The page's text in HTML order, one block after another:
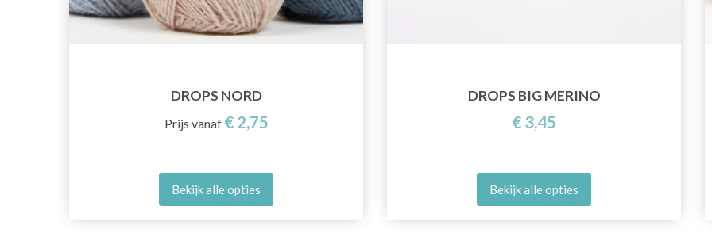
DROPS NORD
Prijs vanaf € 2,75
Bekijk alle opties
DROPS BIG MERINO
€ 3,45
Bekijk alle opties